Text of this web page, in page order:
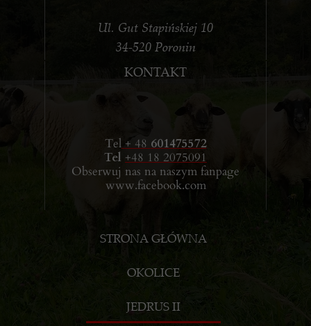
STRONA GŁÓWNA
OKOLICE
JEDRUS II
KONTAKT
Tel + 48 601475572
Tel +48 18 2075091
Obserwuj nas na naszym fanpage
www.facebook.com
Ul. Gut Stapińskiej 10
34-520 Poronin